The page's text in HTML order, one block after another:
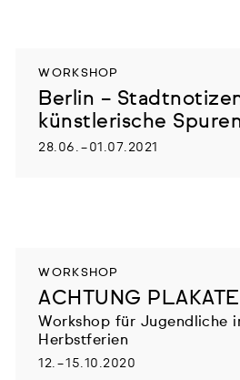
WORKSHOP
Berlin –
künstlerische
28.06. – 01.07.2021
WORKSHOP
ACHTUNG
Workshop für Jugendliche
Herbstferien
12. – 15.10.2020